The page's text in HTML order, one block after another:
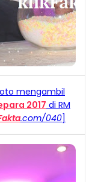
mengambil
2017 di RM
.com/040]